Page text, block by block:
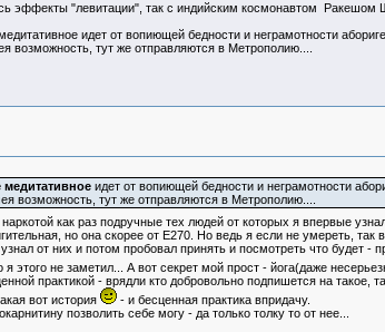
эффекты "левитации", так с индийским космонавтом Ракешом
идет от вопиющей бедности и неграмотности
возможность, тут же отправляются в Метрополию....
медитативноеидет от вопиющей бедности и неграмотности
возможность, тут же отправляются в Метрополию....
как раз подручные тех людей от которых я впервые
но она скорее от E270. Но ведь я если не умереть,
от них и потом пробовал принять и посмотреть что будет -
не заметил... А вот секрет мой прост - йога(даже
практикой - врядли кто добровольно подпишется на такое,
вот история
- и бесценная практика впридачу.
позволить себе могу - да только толку то от нее...